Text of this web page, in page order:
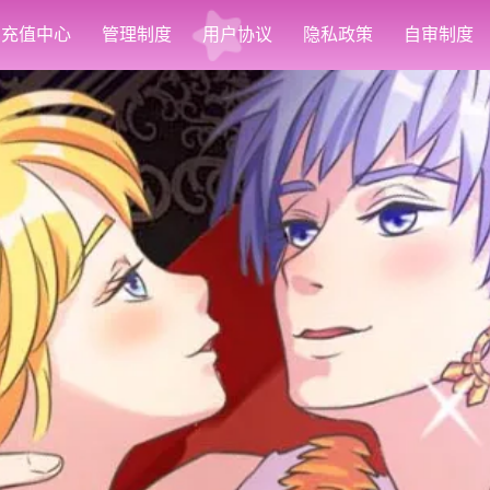
充值中心 管理制度 用户协议 隐私政策 自审制度